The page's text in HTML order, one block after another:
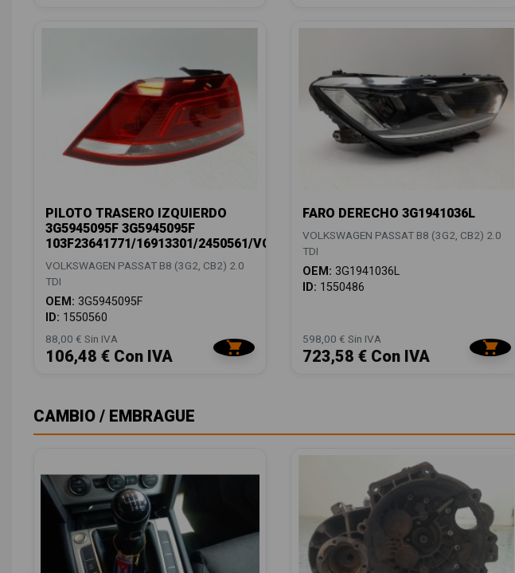
PILOTO TRASERO IZQUIERDO
3G5945095F 3G5945095F
103F23641771/16913301/2450561/VG0564074
VOLKSWAGEN PASSAT B8 (3G2, CB2) 2.0
TDI
OEM: 3G5945095F
ID: 1550560
88,00 € Sin IVA
106,48 € Con IVA
FARO DERECHO 3G1941036L
VOLKSWAGEN PASSAT B8 (3G2, CB2) 2.0
TDI
OEM: 3G1941036L
ID: 1550486
598,00 € Sin IVA
723,58 € Con IVA
CAMBIO / EMBRAGUE